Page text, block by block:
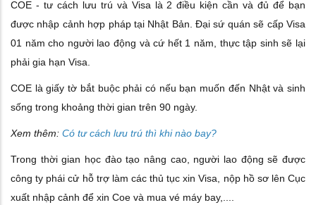
COE - tư cách lưu trú và Visa là 2 điều kiện cần và đủ để bạn
được nhập cảnh hợp pháp tại Nhật Bản. Đại sứ quán sẽ cấp Visa
01 năm cho người lao động và cứ hết 1 năm, thực tập sinh sẽ lại
phải gia hạn Visa.
COE là giấy tờ bắt buộc phải có nếu bạn muốn đến Nhật và sinh
sống trong khoảng thời gian trên 90 ngày.
Xem thêm: Có tư cách lưu trú thì khi nào bay?
Trong thời gian học đào tạo nâng cao, người lao động sẽ được
công ty phái cử hỗ trợ làm các thủ tục xin Visa, nộp hồ sơ lên Cục
xuất nhập cảnh để xin Coe và mua vé máy bay,....